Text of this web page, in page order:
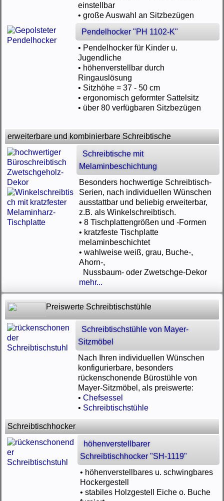
Preiswerte Schreibtischstühle
Schreibtischstühle von Mayer-
Sitzmöbel
Nach Ihren individuellen Wünschen
konfigurierbare, besonders
rückenschonende Bürostühle von
Mayer-Sitzmöbel, als preiswerte:
• Chefsessel
• Schreibtischstühle
Schreibtischhocker
höhenverstellbarer
Schreibtischhocker "SH-1119"
• höhenverstellbares u. schwingbares
Hockergestell
• stabiles Holzgestell Eiche o. Buche
einstellbar
• große Auswahl an Sitzbezügen
Pendelhocker "PH 1102-K"
• Pendelhocker für Kinder u.
Jugendliche
• höhenverstellbar durch
Ringauslösung
• Sitzhöhe = 37 - 50 cm
• ergonomisch geformter Sattelsitz
• über 80 verfügbaren Sitzbezügen
erweiterbare und kombinierbare Schreibtische
Schreibtische mit
Melaminbeschichtung
Besonders hochwertige Schreibtisch-
Serien, nach individuellen Wünschen
ausstattbar und beliebig erweiterbar,
z.B. als Winkelschreibtisch.
• 8 Tischplattengrößen und -Formen
• kratzfeste Tischplatte
melaminbeschichtet
• wahlweise weiß, grau, Buche-,
Ahorn-,
Nussbaum- oder Zwetschge-Dekor
mehr...